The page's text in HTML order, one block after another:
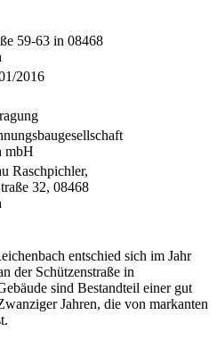
59-63 in 08468
2016
mbH
Raschpichler,
32, 08468
entschied sich im Jahr
der Schützenstraße in
sind Bestandteil einer gut
Jahren, die von markanten